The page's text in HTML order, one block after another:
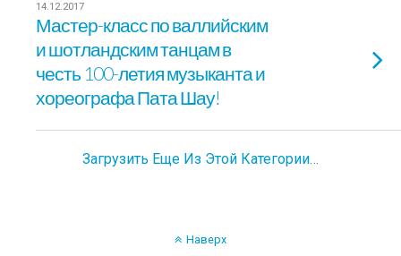
14.12.2017
Мастер-класс по валлийским
и шотландским танцам в
честь 100-летия музыканта и
хореографа Пата Шау!
Загрузить Еще Из Этой Категории…
Наверх